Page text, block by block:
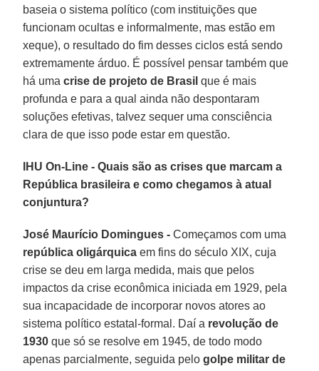
baseia o sistema político (com instituições que
funcionam ocultas e informalmente, mas estão em
xeque), o resultado do fim desses ciclos está sendo
extremamente árduo. É possível pensar também que
há umacrise de projeto de Brasil que é mais
profunda e para a qual ainda não despontaram
soluções efetivas, talvez sequer uma consciência
clara de que isso pode estar em questão.
IHU On-Line - Quais são as crises que marcam a
República brasileira e como chegamos à atual
conjuntura?
José Maurício Domingues - Começamos com uma
república oligárquica em fins do século XIX, cuja
crise se deu em larga medida, mais que pelos
impactos da crise econômica iniciada em 1929, pela
sua incapacidade de incorporar novos atores ao
sistema político estatal-formal. Daí a revolução de
1930 que só se resolve em 1945, de todo modo
apenas parcialmente, seguida pelogolpe militar de